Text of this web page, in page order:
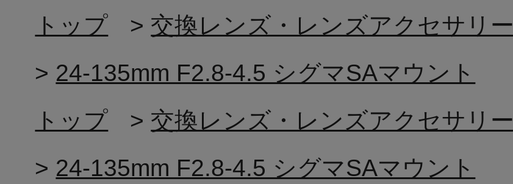
トップ > 交換レンズ・レンズアクセサリー
> 24-135mm F2.8-4.5 シグマSAマウント
トップ
> 交換レンズ・レンズアクセサリー
> 24-135mm F2.8-4.5 シグマSAマウント